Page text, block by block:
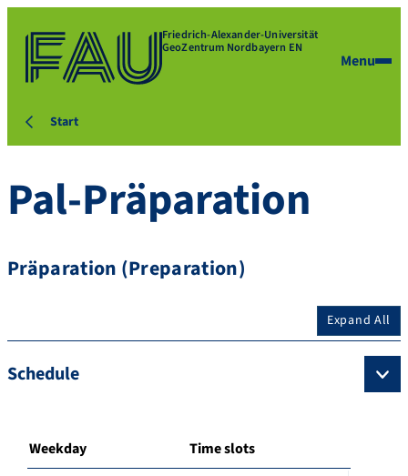
Friedrich-Alexander-Universität
GeoZentrum Nordbayern EN
Menu
Start
Pal-Präparation
Präparation (Preparation)
Expand All
Schedule
Weekday Time slots